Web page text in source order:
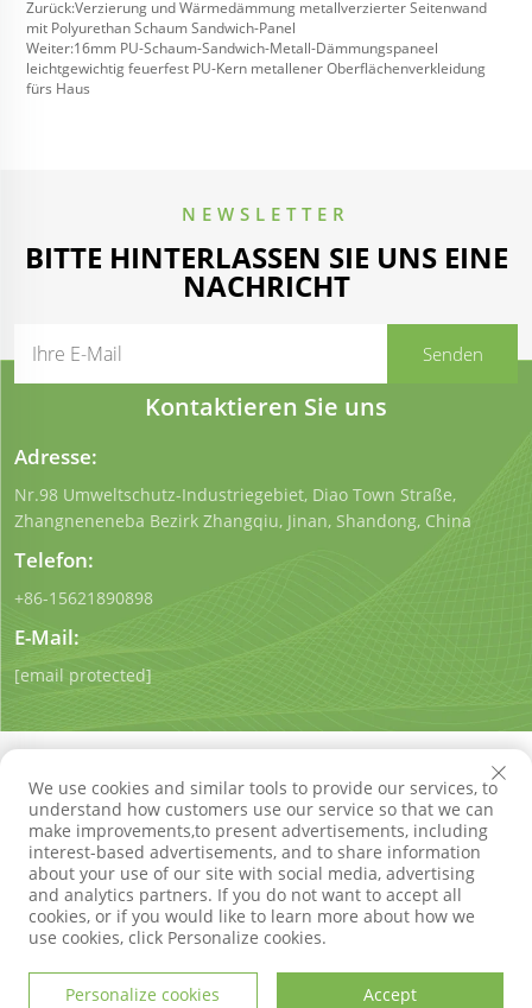
Zurück:Verzierung und Wärmedämmung metallverzierter Seitenwand
mit Polyurethan Schaum Sandwich-Panel
Weiter:16mm PU-Schaum-Sandwich-Metall-Dämmungspaneel
leichtgewichtig feuerfest PU-Kern metallener Oberflächenverkleidung
fürs Haus
NEWSLETTER
BITTE HINTERLASSEN SIE UNS EINE
NACHRICHT
Kontaktieren Sie uns
Adresse:
Nr.98 Umweltschutz-Industriegebiet, Diao Town Straße,
Zhangneneneba Bezirk Zhangqiu, Jinan, Shandong, China
Telefon:
+86-15621890898
E-Mail:
[email protected]
Urheberrecht © Shandong Qigong Environmental Protection
Technology Co., Ltd. Alle Rechte vorbehalten
Datenschutzrichtlinie Blog
We use cookies and similar tools to provide our services, to
understand how customers use our service so that we can
make improvements,to present advertisements, including
interest-based advertisements, and to share information
about your use of our site with social media, advertising
and analytics partners. If you do not want to accept all
cookies, or if you would like to learn more about how we
use cookies, click Personalize cookies.
Personalize cookies Accept